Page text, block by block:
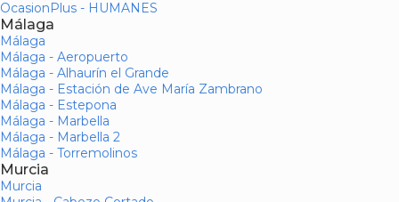
OcasionPlus - HUMANES
Málaga
Málaga
Málaga - Aeropuerto
Málaga - Alhaurín el Grande
Málaga - Estación de Ave María Zambrano
Málaga - Estepona
Málaga - Marbella
Málaga - Marbella 2
Málaga - Torremolinos
Murcia
Murcia